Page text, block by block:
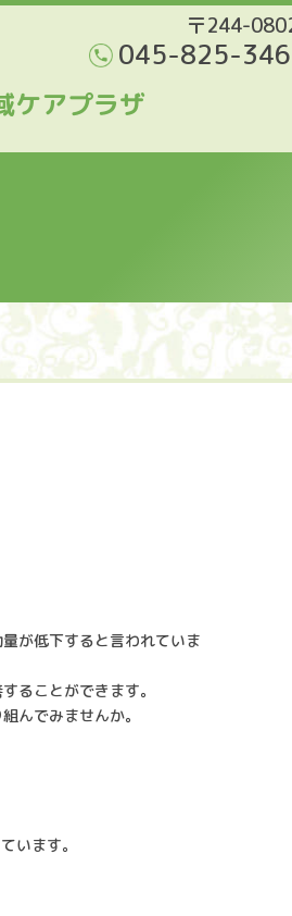
ケアプラザ
〒244-
045-825-
が低下すると言われていま
ることができます。
んでみませんか。
います。